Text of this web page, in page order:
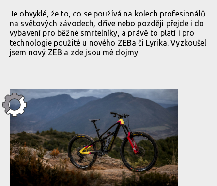
Je obvyklé, že to, co se používá na kolech profesionálů
na světových závodech, dříve nebo později přejde i do
vybavení pro běžné smrtelníky, a právě to platí i pro
technologie použité u nového ZEBa či Lyrika. Vyzkoušel
jsem nový ZEB a zde jsou mé dojmy.